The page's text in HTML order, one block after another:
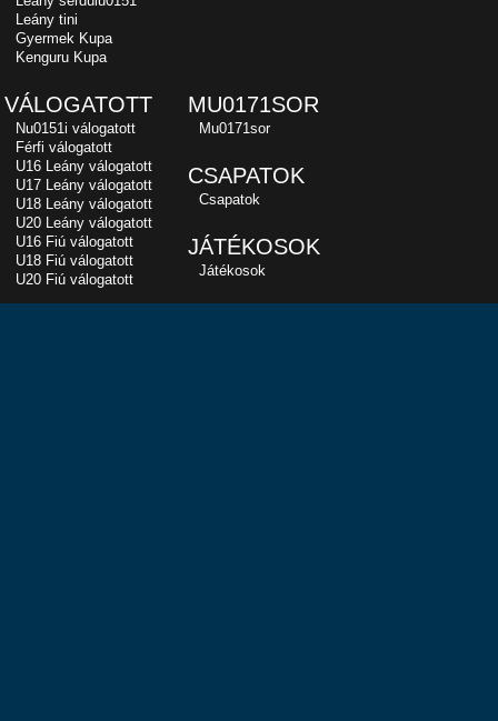
Leány tini
Gyermek Kupa
Kenguru Kupa
VÁLOGATOTT
Nu0151i válogatott
Férfi válogatott
U16 Leány válogatott
U17 Leány válogatott
U18 Leány válogatott
U20 Leány válogatott
U16 Fiú válogatott
U18 Fiú válogatott
U20 Fiú válogatott
MU0171SOR
Mu0171sor
CSAPATOK
Csapatok
JÁTÉKOSOK
Játékosok